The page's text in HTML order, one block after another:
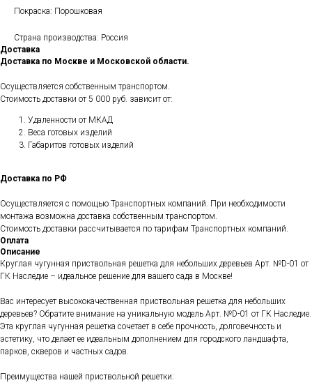
Покраска: Порошковая
Страна производства: Россия
Доставка
Доставка по Москве и Московской области.
Осуществляется собственным транспортом.
Стоимость доставки от 5 000 руб. зависит от:
Удаленности от МКАД
Веса готовых изделий
Габаритов готовых изделий
Доставка по РФ
Осуществляется с помощью Транспортных компаний. При необходимости
монтажа возможна доставка собственным транспортом.
Стоимость доставки рассчитывается по тарифам Транспортных компаний.
Оплата
Описание
Круглая чугунная приствольная решетка для небольших деревьев Арт. №D-01 от
ГК Наследие – идеальное решение для вашего сада в Москве!
Вас интересует высококачественная приствольная решетка для небольших
деревьев? Обратите внимание на уникальную модель Арт. №D-01 от ГК Наследие.
Эта круглая чугунная решетка сочетает в себе прочность, долговечность и
эстетику, что делает ее идеальным дополнением для городского ландшафта,
парков, скверов и частных садов.
Преимущества нашей приствольной решетки: